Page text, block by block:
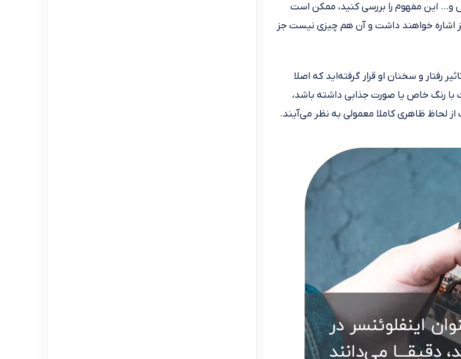
و… این مفهوم را بررسی کنید، ممکن است
اشاره خواهند داشت و آن هم چیزی نیست جز
و سخنان او قرار گرفته‌اید که اصلا
رنگ خاص یا صورت جذابی داشته باشد،
از لحاظ ظاهری کاملا معمولی به نظر می‌آیند.